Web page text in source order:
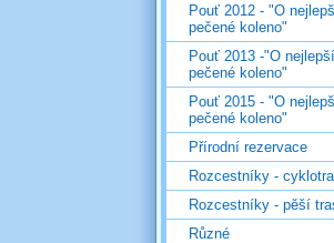
Pouť 2012 - "O
pečené koleno"
Pouť 2013 -"O nejlepší
pečené koleno"
Pouť 2015 - "O
pečené koleno"
Přírodní rezervace
Rozcestníky -
Rozcestníky - pěší
Různé